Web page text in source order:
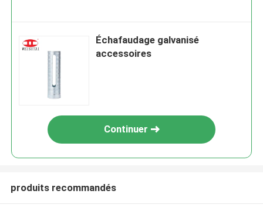
Échafaudage galvanisé
accessoires
Continuer
produits recommandés